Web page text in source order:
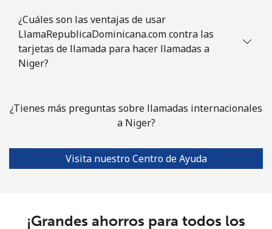
¿Cuáles son las ventajas de usar
LlamaRepublicaDominicana.com contra las
tarjetas de llamada para hacer llamadas a
Niger?
¿Tienes más preguntas sobre llamadas internacionales
a Niger?
Visita nuestro Centro de Ayuda
¡Grandes ahorros para todos los